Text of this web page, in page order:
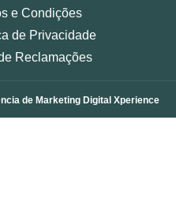
e Condições
de Privacidade
Reclamações
de Marketing Digital Xperience